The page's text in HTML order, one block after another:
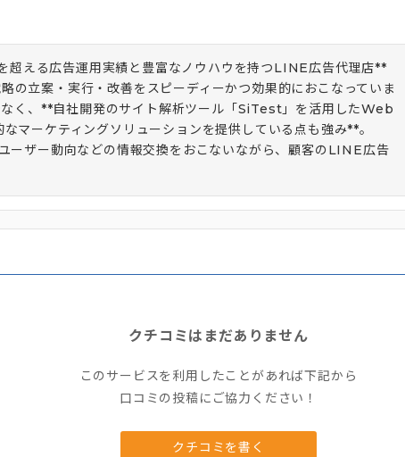
える広告運用実績と豊富なノウハウを持つLINE広告代理店**
の立案・実行・改善をスピーディーかつ効果的におこなっていま
く、**自社開発のサイト解析ツール「SiTest」を活用したWeb
マーケティングソリューションを提供している点も強み**。
ーザー動向などの情報交換をおこないながら、顧客のLINE広告
クチコミはまだありません
このサービスを利用したことがあれば下記から
口コミの投稿にご協力ください！
クチコミを書く